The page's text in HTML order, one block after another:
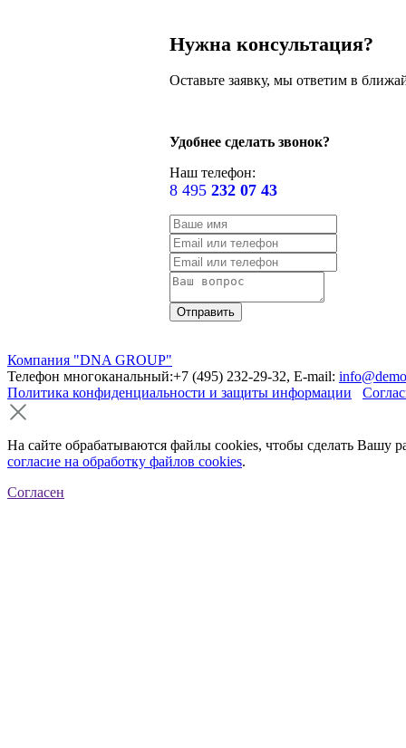
Нужна консультация?
Оставьте заявку, мы ответим в
Удобнее сделать звонок?
Наш телефон:
8 495 232 07 43
Компания "DNA GROUP"
Телефон многоканальный:+7 (495) 232-29-32, E-mail:
Политика конфиденциальности и защиты информации
На сайте обрабатываются файлы cookies, чтобы сделать Вашу
согласие на обработку файлов cookies.
Согласен